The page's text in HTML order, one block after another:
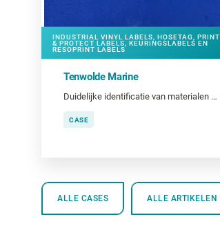
INDUSTRIAL VINYL LABELS, HOSETAG, PRINT
& PROTECT LABELS, KEURINGSLABELS EN
RESOPRINT LABELS
Tenwolde Marine
Duidelijke identificatie van materialen en gereedschap
CASE
ALLE CASES ALLE ARTIKELEN